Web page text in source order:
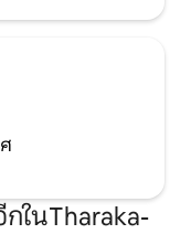
ในTharaka-